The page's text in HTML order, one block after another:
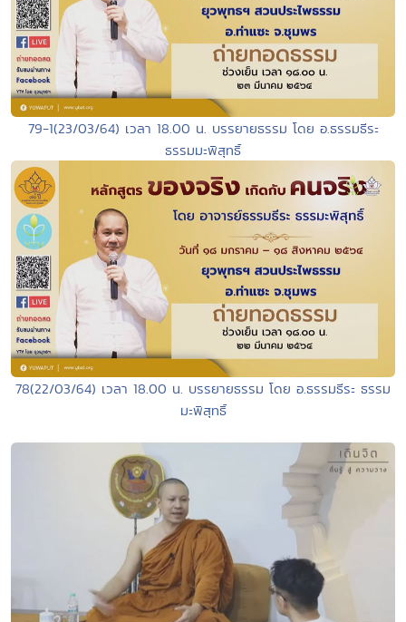
79-1(23/03/64) เวลา 18.00 น. บรรยายธรรม โดย อ.ธรรมธีระ
ธรรมมะพิสุทธิ์
78(22/03/64) เวลา 18.00 น. บรรยายธรรม โดย อ.ธรรมธีระ ธรรม
มะพิสุทธิ์